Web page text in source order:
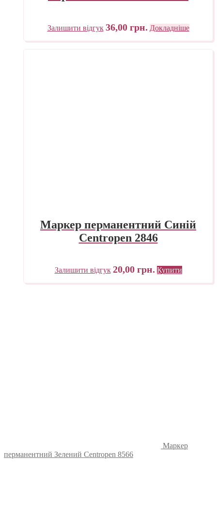
Залишити відгук 36,00 грн. Докладніше
Маркер перманентний Синій
Centropen 2846
Залишити відгук 20,00 грн. Купити
Маркер
перманентний Зелений Centropen 8566